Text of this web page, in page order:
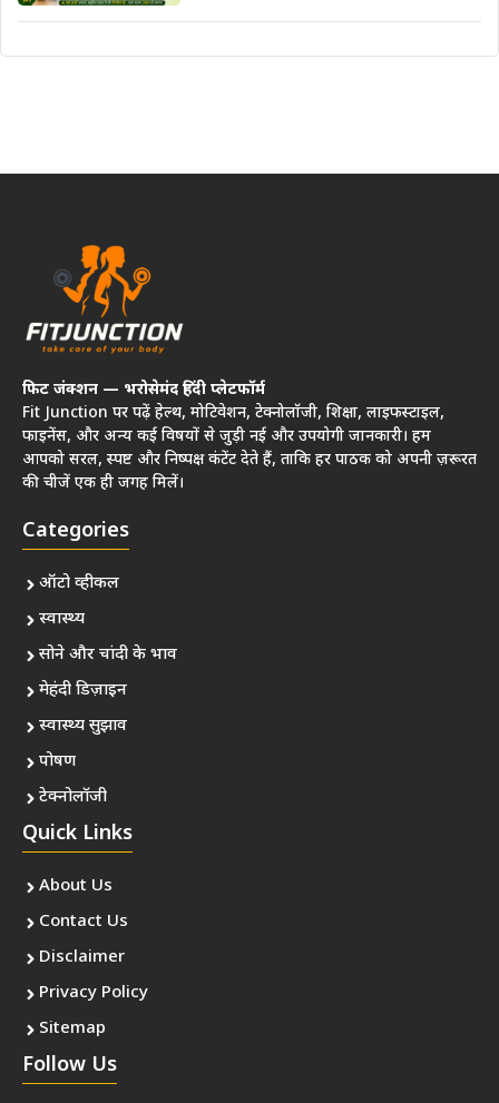
फिट जंक्शन — भरोसेमंद हिंदी प्लेटफॉर्म
Fit Junction पर पढ़ें हेल्थ, मोटिवेशन, टेक्नोलॉजी, शिक्षा, लाइफस्टाइल,
फाइनेंस, और अन्य कई विषयों से जुड़ी नई और उपयोगी जानकारी। हम
आपको सरल, स्पष्ट और निष्पक्ष कंटेंट देते हैं, ताकि हर पाठक को अपनी ज़रूरत
की चीजें एक ही जगह मिलें।
Categories
ऑटो व्हीकल
स्वास्थ्य
सोने और चांदी के भाव
मेहंदी डिज़ाइन
स्वास्थ्य सुझाव
पोषण
टेक्नोलॉजी
Quick Links
About Us
Contact Us
Disclaimer
Privacy Policy
Sitemap
Follow Us